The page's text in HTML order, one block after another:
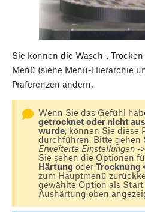
Sie können die Wasch-,
Menü (siehe Menü-Hierarchie
Präferenzen ändern.
Wenn Sie das Gefühl
getrocknet oder nicht
wurde, können Sie diese
durchführen. Bitte gehen
Erweiterte Einstellungen -
Sie sehen die Optionen
Härtung oder Trocknung
zum Hauptmenü
gewählte Option als
Aushärtung oben